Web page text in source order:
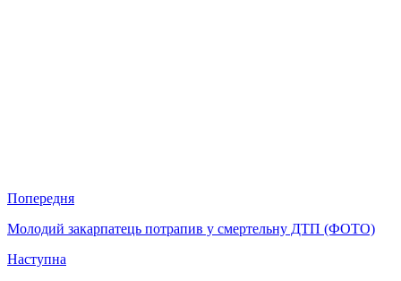
Попередня
Молодий закарпатець потрапив у смертельну ДТП (ФОТО)
Наступна